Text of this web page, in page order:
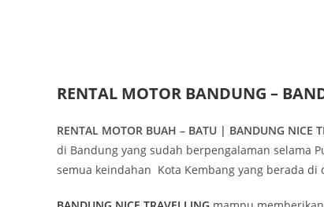
RENTAL MOTOR BANDUNG –
RENTAL MOTOR BUAH – BATU | BANDUNG NICE
di Bandung yang sudah berpengalaman selama
semua keindahan Kota Kembang yang berada di